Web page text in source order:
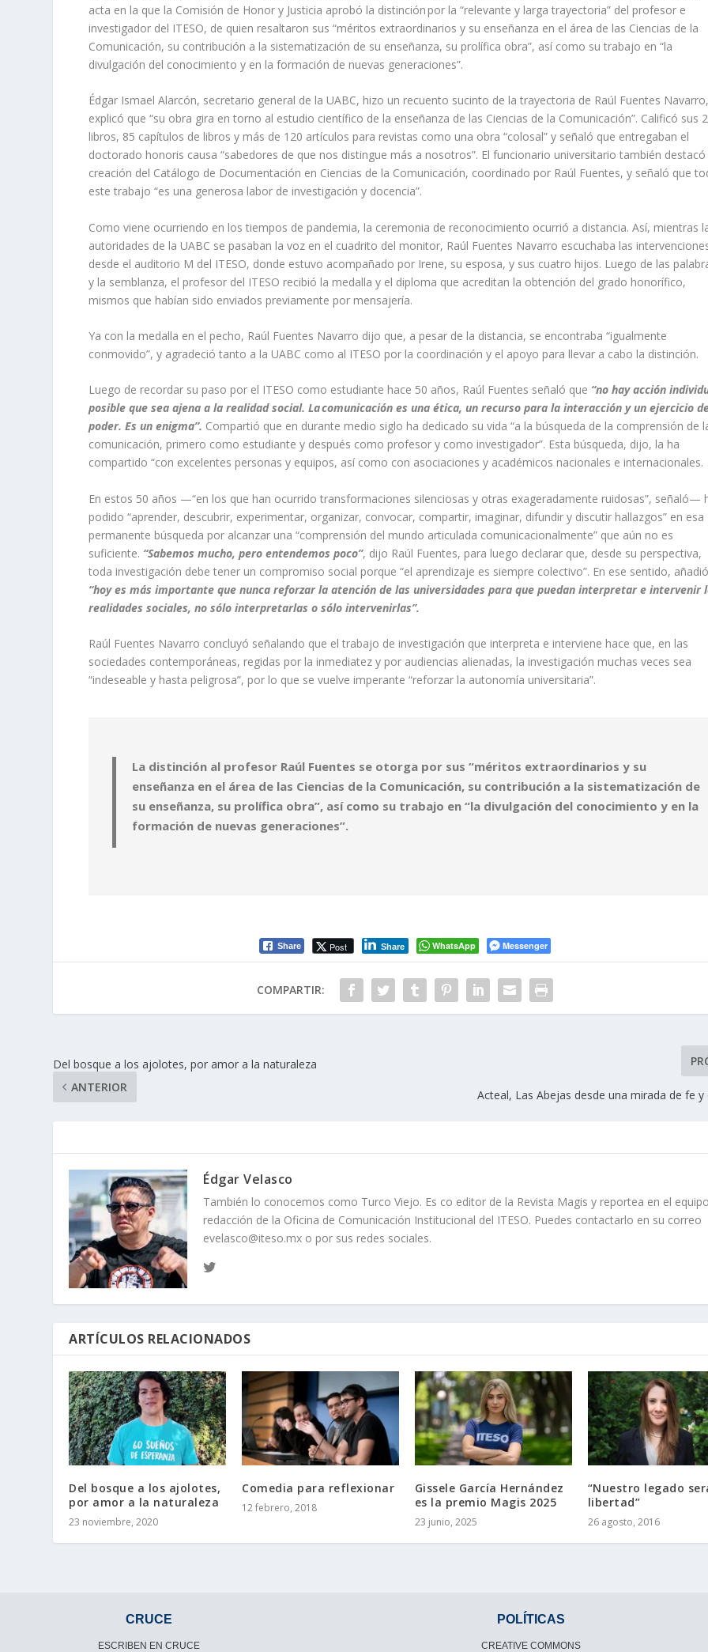
acta en la que la Comisión de Honor y Justicia aprobó la distinción por la “relevante y larga trayectoria” del profesor e
investigador del ITESO, de quien resaltaron sus “méritos extraordinarios y su enseñanza en el área de las Ciencias de la
Comunicación, su contribución a la sistematización de su enseñanza, su prolífica obra”, así como su trabajo en “la
divulgación del conocimiento y en la formación de nuevas generaciones”.
Édgar Ismael Alarcón, secretario general de la UABC, hizo un recuento sucinto de la trayectoria de Raúl Fuentes
explicó que “su obra gira en torno al estudio científico de la enseñanza de las Ciencias de la Comunicación”. Calificó sus
libros, 85 capítulos de libros y más de 120 artículos para revistas como una obra “colosal” y señaló que entregaban el
doctorado honoris causa “sabedores de que nos distingue más a nosotros”. El funcionario universitario también destacó
creación del Catálogo de Documentación en Ciencias de la Comunicación, coordinado por Raúl Fuentes, y señaló que
este trabajo “es una generosa labor de investigación y docencia”.
Como viene ocurriendo en los tiempos de pandemia, la ceremonia de reconocimiento ocurrió a distancia. Así, mientras
autoridades de la UABC se pasaban la voz en el cuadrito del monitor, Raúl Fuentes Navarro escuchaba las
desde el auditorio M del ITESO, donde estuvo acompañado por Irene, su esposa, y sus cuatro hijos. Luego de las
y la semblanza, el profesor del ITESO recibió la medalla y el diploma que acreditan la obtención del grado honorífico,
mismos que habían sido enviados previamente por mensajería.
Ya con la medalla en el pecho, Raúl Fuentes Navarro dijo que, a pesar de la distancia, se encontraba “igualmente
conmovido”, y agradeció tanto a la UABC como al ITESO por la coordinación y el apoyo para llevar a cabo la distinción.
Luego de recordar su paso por el ITESO como estudiante hace 50 años, Raúl Fuentes señaló que “no hay acción
posible que sea ajena a la realidad social. La comunicación es una ética, un recurso para la interacción y un ejercicio
poder. Es un enigma”. Compartió que en durante medio siglo ha dedicado su vida “a la búsqueda de la comprensión de
comunicación, primero como estudiante y después como profesor y como investigador”. Esta búsqueda, dijo, la ha
compartido “con excelentes personas y equipos, así como con asociaciones y académicos nacionales e internacionales.
En estos 50 años —“en los que han ocurrido transformaciones silenciosas y otras exageradamente ruidosas”, señaló—
podido “aprender, descubrir, experimentar, organizar, convocar, compartir, imaginar, difundir y discutir hallazgos” en esa
permanente búsqueda por alcanzar una “comprensión del mundo articulada comunicacionalmente” que aún no es
suficiente. “Sabemos mucho, pero entendemos poco”, dijo Raúl Fuentes, para luego declarar que, desde su perspectiva,
toda investigación debe tener un compromiso social porque “el aprendizaje es siempre colectivo”. En ese sentido,
“hoy es más importante que nunca reforzar la atención de las universidades para que puedan interpretar e intervenir
realidades sociales, no sólo interpretarlas o sólo intervenirlas”.
Raúl Fuentes Navarro concluyó señalando que el trabajo de investigación que interpreta e interviene hace que, en las
sociedades contemporáneas, regidas por la inmediatez y por audiencias alienadas, la investigación muchas veces sea
“indeseable y hasta peligrosa”, por lo que se vuelve imperante “reforzar la autonomía universitaria”.
La distinción al profesor Raúl Fuentes se otorga por sus “méritos extraordinarios y su
enseñanza en el área de las Ciencias de la Comunicación, su contribución a la sistematización de
su enseñanza, su prolífica obra”, así como su trabajo en “la divulgación del conocimiento y en la
formación de nuevas generaciones”.
Share Post Share WhatsApp Messenger
COMPARTIR:
Del bosque a los ajolotes, por amor a la naturaleza
ANTERIOR
Acteal, Las Abejas desde una mirada de fe y
Édgar Velasco
También lo conocemos como Turco Viejo. Es co editor de la Revista Magis y reportea en el
redacción de la Oficina de Comunicación Institucional del ITESO. Puedes contactarlo en su correo
evelasco@iteso.mx o por sus redes sociales.
ARTÍCULOS RELACIONADOS
Del bosque a los ajolotes,
por amor a la naturaleza
23 noviembre, 2020
Comedia para reflexionar
12 febrero, 2018
Gissele García Hernández
es la premio Magis 2025
23 junio, 2025
“Nuestro legado
libertad”
26 agosto, 2016
CRUCE
ESCRIBEN EN CRUCE
POLÍTICAS
CREATIVE COMMONS